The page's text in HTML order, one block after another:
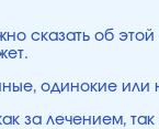
сказать об
одинокие
за лечением,